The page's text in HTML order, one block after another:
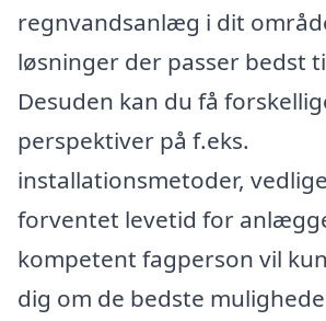
regnvandsanlæg i dit
løsninger der passer bedst
Desuden kan du få
perspektiver på f.eks.
installationsmetoder,
forventet levetid for
kompetent fagperson vil
dig om de bedste